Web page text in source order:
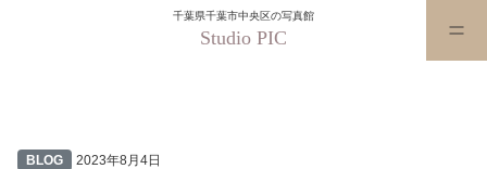
千葉県千葉市中央区の写真館
Studio PIC
BLOG 2023年8月4日